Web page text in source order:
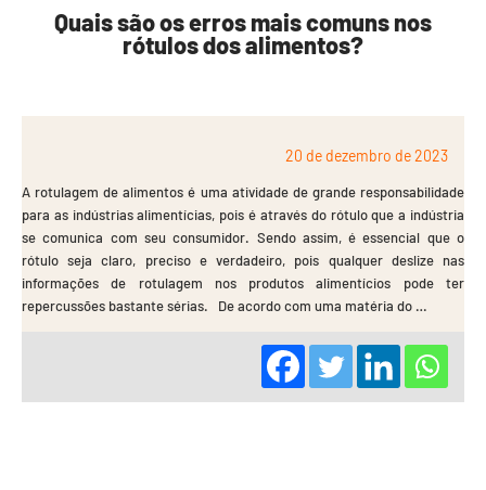
Quais são os erros mais comuns nos
rótulos dos alimentos?
20 de dezembro de 2023
A rotulagem de alimentos é uma atividade de grande responsabilidade
para as indústrias alimentícias, pois é através do rótulo que a indústria
se comunica com seu consumidor. Sendo assim, é essencial que o
rótulo seja claro, preciso e verdadeiro, pois qualquer deslize nas
informações de rotulagem nos produtos alimentícios pode ter
repercussões bastante sérias. De acordo com uma matéria do …